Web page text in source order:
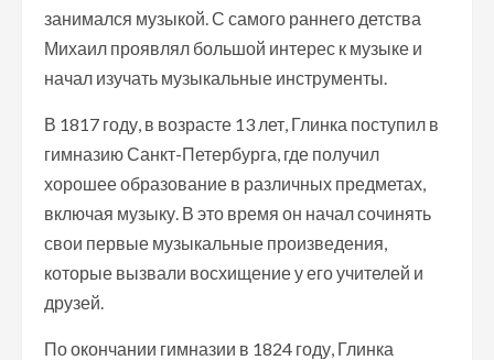
занимался музыкой. С самого раннего детства
Михаил проявлял большой интерес к музыке и
начал изучать музыкальные инструменты.
В 1817 году, в возрасте 13 лет, Глинка поступил в
гимназию Санкт-Петербурга, где получил
хорошее образование в различных предметах,
включая музыку. В это время он начал сочинять
свои первые музыкальные произведения,
которые вызвали восхищение у его учителей и
друзей.
По окончании гимназии в 1824 году, Глинка